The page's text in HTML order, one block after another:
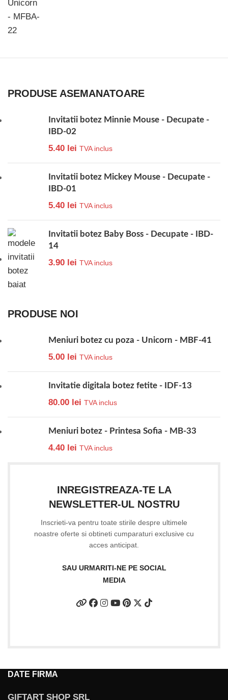
PRODUSE ASEMANATOARE
Invitatii botez Minnie Mouse - Decupate -
IBD-02
5.40 lei TVA inclus
Invitatii botez Mickey Mouse - Decupate -
IBD-01
5.40 lei TVA inclus
Invitatii botez Baby Boss - Decupate - IBD-
14
3.90 lei TVA inclus
PRODUSE NOI
Meniuri botez cu poza - Unicorn - MBF-41
5.00 lei TVA inclus
Invitatie digitala botez fetite - IDF-13
80.00 lei TVA inclus
Meniuri botez - Printesa Sofia - MB-33
4.40 lei TVA inclus
INREGISTREAZA-TE LA
NEWSLETTER-UL NOSTRU
Inscrieti-va pentru toate stirile despre ultimele
noastre oferte si obtineti cumparaturi exclusive cu
acces anticipat.
SAU URMARITI-NE PE SOCIAL
MEDIA
DATE FIRMA
GIFTART SHOP SRL